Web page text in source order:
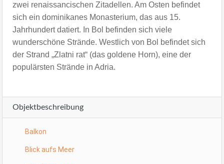
zwei renaissancischen Zitadellen. Am Osten befindet
sich ein dominikanes Monasterium, das aus 15.
Jahrhundert datiert. In Bol befinden sich viele
wunderschöne Strände. Westlich von Bol befindet sich
der Strand „Zlatni rat“ (das goldene Horn), eine der
populärsten Strände in Adria.
Objektbeschreibung
Balkon
Blick aufs Meer